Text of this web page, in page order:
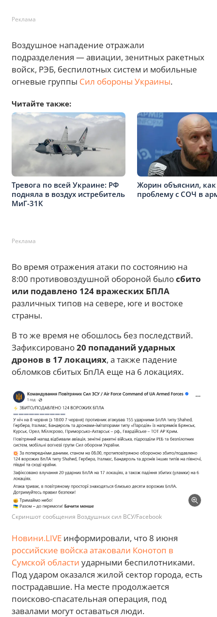
Реклама
Воздушное нападение отражали
подразделения — авиации, зенитных ракетных
войск, РЭБ, беспилотных систем и мобильные
огневые группы Сил обороны Украины.
Читайте также:
Тревога по всей Украине: РФ
подняла в воздух истребитель
МиГ-31К
Жорин объяснил,
проблему с СОЧ в
Реклама
Во время отражения атаки по состоянию на
8:00 противовоздушной обороной былосбито
или подавлено 124 вражеских БПЛА
различных типов на севере, юге и востоке
страны.
В то же время не обошлось без последствий.
Зафиксировано20 попаданий ударных
дронов в 17 локациях, а также падение
обломков сбитых БпЛА еще на 6 локациях.
Скриншот сообщения Воздушных сил ВСУ/Facebook
Новини.LIVE информировали, что 8 июня
российские войска атаковали Конотоп в
Сумской области ударными беспилотниками.
Под ударом оказался жилой сектор города, есть
пострадавшие. На месте продолжается
поисково-спасательная операция, под
завалами могут оставаться люди.